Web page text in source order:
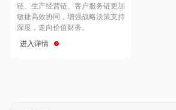
Hong Kong
链、生产经营链、客户服务链更加
敏捷高效协同，增强战略決策支持
深度，走向价值财务。
进入详情